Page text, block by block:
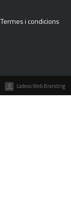
Termes i condicions
Ladeus Web Branding